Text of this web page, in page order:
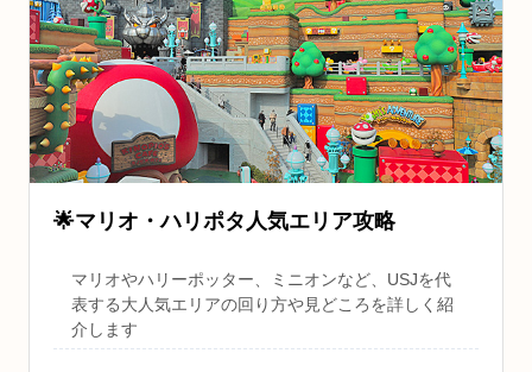
🌟マリオ・ハリポタ人気エリア攻略
マリオやハリーポッター、ミニオンなど、USJを代
表する大人気エリアの回り方や見どころを詳しく紹
介します